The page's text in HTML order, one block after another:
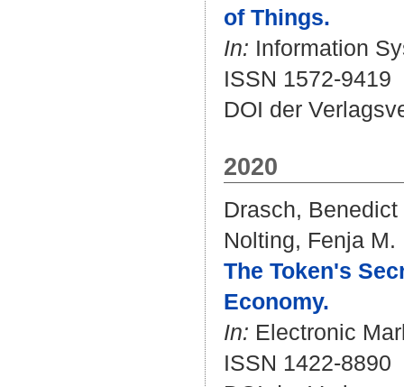
of Things.
In: Information
ISSN 1572-9419
DOI der
2020
Drasch, Benedict
Nolting, Fenja M.
The Token's
Economy.
In: Electronic
ISSN 1422-8890